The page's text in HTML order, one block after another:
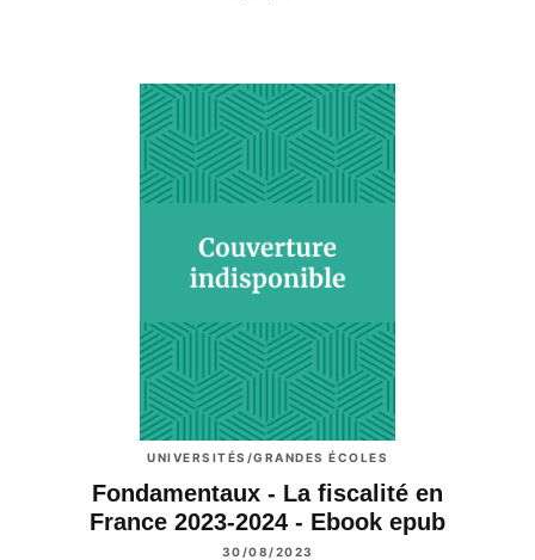
UNIVERSITÉS/GRANDES ÉCOLES
Fondamentaux - La fiscalité en
France 2023-2024 - Ebook epub
30/08/2023